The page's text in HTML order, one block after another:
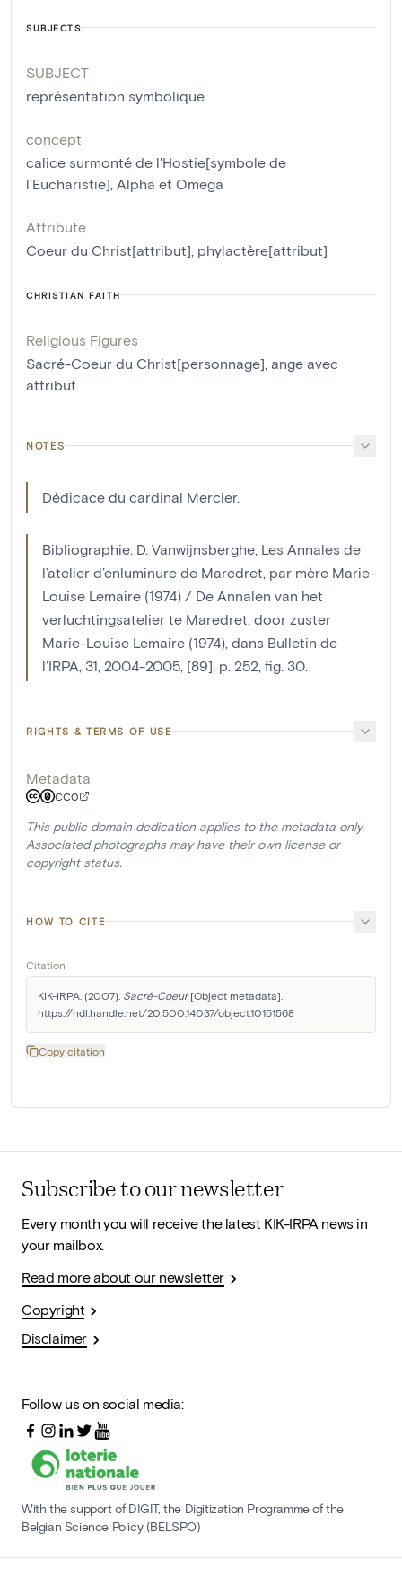
SUBJECTS
SUBJECT
représentation symbolique
concept
calice surmonté de l'Hostie[symbole de
l'Eucharistie], Alpha et Omega
Attribute
Coeur du Christ[attribut], phylactère[attribut]
CHRISTIAN FAITH
Religious Figures
Sacré-Coeur du Christ[personnage], ange avec
attribut
NOTES
Dédicace du cardinal Mercier.
Bibliographie: D. Vanwijnsberghe, Les Annales de
l’atelier d’enluminure de Maredret, par mère Marie-
Louise Lemaire (1974) / De Annalen van het
verluchtingsatelier te Maredret, door zuster
Marie-Louise Lemaire (1974), dans Bulletin de
l’IRPA, 31, 2004-2005, [89], p. 252, fig. 30.
RIGHTS & TERMS OF USE
Metadata
CC0
This public domain dedication applies to the metadata only.
Associated photographs may have their own license or
copyright status.
HOW TO CITE
Citation
KIK-IRPA. (2007). Sacré-Coeur [Object metadata].
https://hdl.handle.net/20.500.14037/object.10151568
Copy citation
Subscribe to our newsletter
Every month you will receive the latest KIK-IRPA news in
your mailbox.
Read more about our newsletter
Copyright
Disclaimer
Follow us on social media:
With the support of DIGIT, the Digitization Programme of the
Belgian Science Policy (BELSPO)